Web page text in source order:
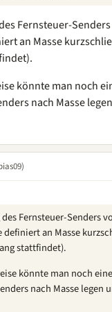
Fernsteuer-
an Masse
könnte man noch
nach Masse
des Fernsteuer-Senders
definiert an Masse
stattfindet).
könnte man noch
nach Masse legen